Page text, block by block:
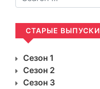
СТАРЫЕ ВЫПУСКИ
Сезон 1
Сезон 2
Сезон 3